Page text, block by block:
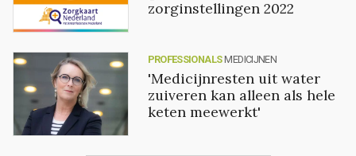
zorginstellingen 2022
PROFESSIONALS MEDICIJNEN
'Medicijnresten uit water
zuiveren kan alleen als hele
keten meewerkt'